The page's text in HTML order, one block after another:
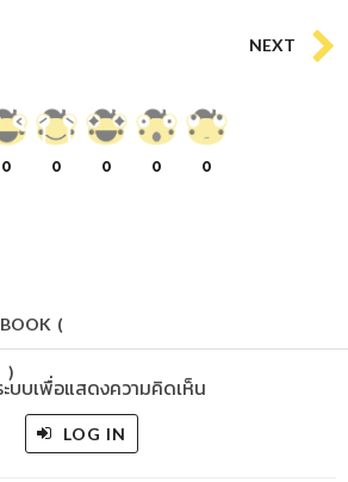
NEXT
0 0 0 0 0
(
)
ะบบเพื่อแสดงความคิดเห็น
LOG IN